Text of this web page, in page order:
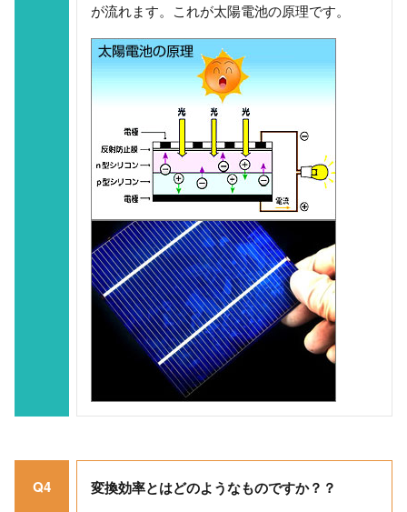
が流れます。これが太陽電池の原理です。
Q4 変換効率とはどのようなものですか？？